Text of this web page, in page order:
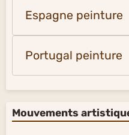
Espagne peinture
Portugal peinture
Mouvements